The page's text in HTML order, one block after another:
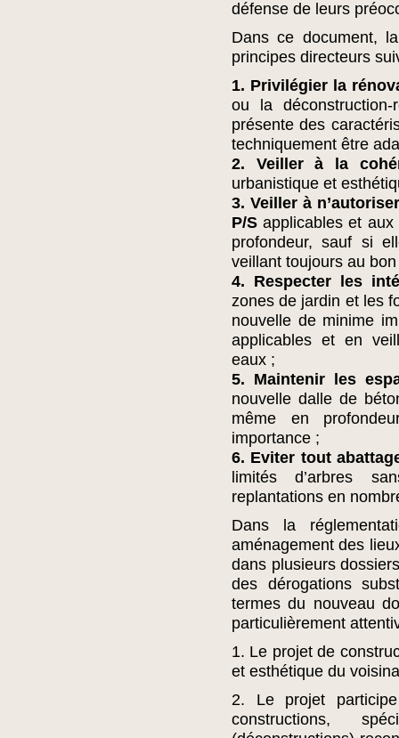
défense de leurs
Dans ce document,
principes directeurs
1. Privilégier la
ou la
présente des
techniquement être
2. Veiller à la
urbanistique et
3. Veiller à
P/S applicables et
profondeur, sauf si
veillant toujours au
4. Respecter les
zones de jardin et les
nouvelle de minime
applicables et en
eaux ;
5. Maintenir les
nouvelle dalle de
même en
importance ;
6. Eviter tout
limités d’arbres
replantations en
Dans la
aménagement des
dans plusieurs
des dérogations
termes du nouveau
particulièrement
1. Le projet de
et esthétique du
2. Le projet
constructions,